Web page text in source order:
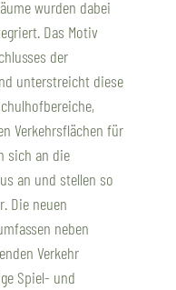
wurden dabei
Das Motiv
der
unterstreicht diese
Verkehrsflächen für
sich an die
an und stellen so
Die neuen
neben
Verkehr
Spiel- und